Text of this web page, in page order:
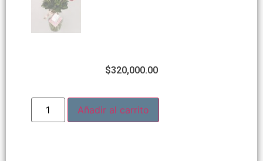
$320,000.00
Añadir al carrito